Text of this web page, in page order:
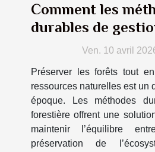
Comment les
durables de
peuvent-elles
l'écosystème ?
Ven. 10 avril
Préserver les forêts tout
ressources naturelles est un
époque. Les méthodes
forestière offrent une
maintenir l’équilibre
préservation de